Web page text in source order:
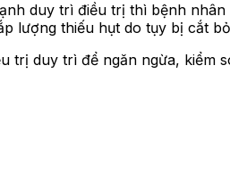
duy trì điều trị thì bệnh
lượng thiếu hụt do tụy bị cắt
trị duy trì để ngăn ngừa,